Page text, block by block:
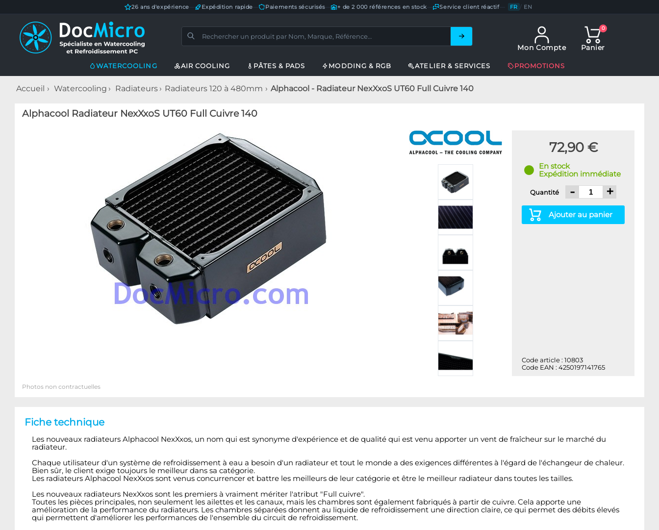
26 ans d'expérience Expédition rapide Paiements sécurisés— + de 2 000 références en stock Service client réactif— FR / EN
Mon Compte
0
Panier
WATERCOOLING AIR COOLING PÂTES & PADS MODDING & RGB ATELIER & SERVICES PROMOTIONS
Accueil Watercooling Radiateurs Radiateurs 120 à 480mm Alphacool - Radiateur NexXxoS UT60 Full Cuivre 140
Alphacool Radiateur NexXxoS UT60 Full Cuivre 140
72,90 €
En stock
Expédition immédiate
Quantité - +
Ajouter au panier
Code article : 10803
Code EAN : 4250197141765
Photos non contractuelles
Fiche technique
Les nouveaux radiateurs Alphacool NexXxos, un nom qui est synonyme d'expérience et de qualité qui est venu apporter un vent de fraîcheur sur le marché du
radiateur.
Chaque utilisateur d'un système de refroidissement à eau a besoin d'un radiateur et tout le monde a des exigences différentes à l'égard de l'échangeur de chaleur.
Bien sûr, le client exige toujours le meilleur dans sa catégorie.
Les radiateurs Alphacool NexXxos sont venus concurrencer et battre les meilleurs de leur catégorie et être le meilleur radiateur dans toutes les tailles.
Les nouveaux radiateurs NexXxos sont les premiers à vraiment mériter l'atribut "Full cuivre".
Toutes les pièces principales, non seulement les ailettes et les canaux, mais les chambres sont également fabriqués à partir de cuivre. Cela apporte une
amélioration de la performance du radiateurs. Les chambres séparées donnent au liquide de refroidissement une direction claire, ce qui permet des débits élevés
qui permettent d'améliorer les performances de l'ensemble du circuit de refroidissement.